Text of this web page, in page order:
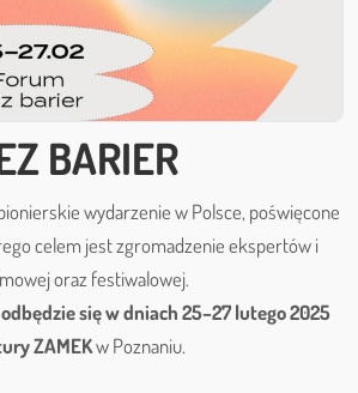
BARIER
wydarzenie w Polsce, poświęcone
celem jest zgromadzenie ekspertów i
oraz festiwalowej.
się w dniach 25–27 lutego 2025
ZAMEKw Poznaniu.